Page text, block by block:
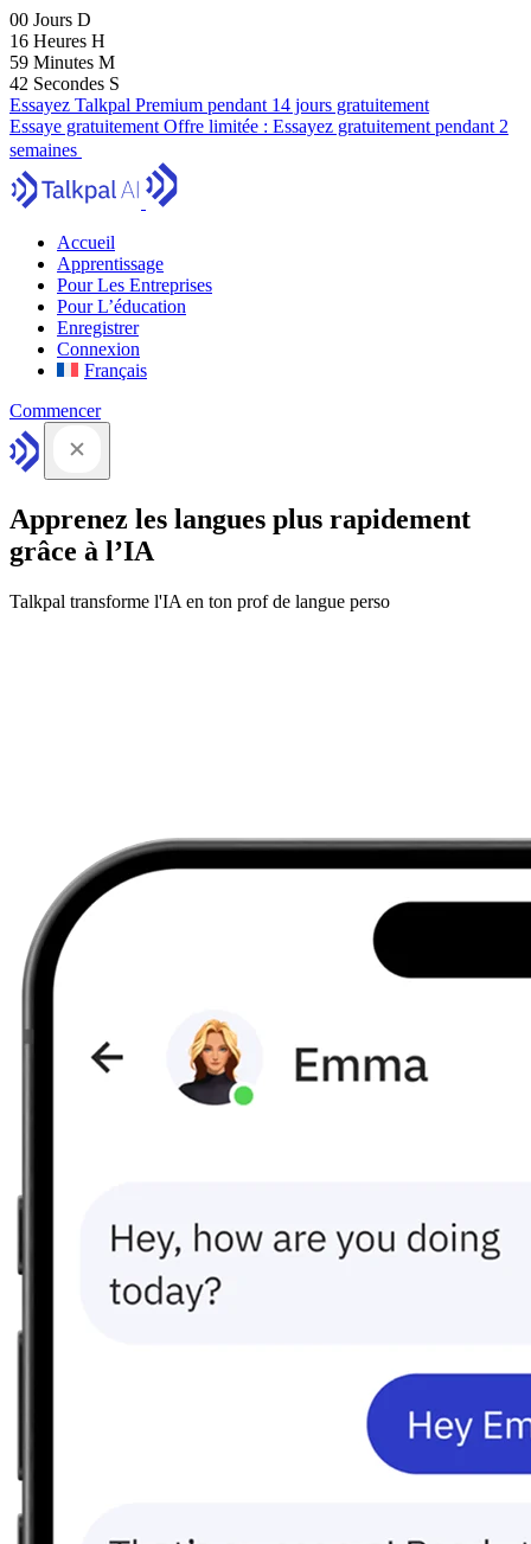
00 Jours D
16 Heures H
59 Minutes M
41 Secondes S
Essayez Talkpal Premium pendant 14 jours gratuitement
Essaye gratuitement Offre limitée : Essayez gratuitement pendant 2
semaines
Accueil
Apprentissage
Pour Les Entreprises
Pour L’éducation
Enregistrer
Connexion
Français
Commencer
Apprenez les langues plus rapidement
grâce à l’IA
Talkpal transforme l'IA en ton prof de langue perso